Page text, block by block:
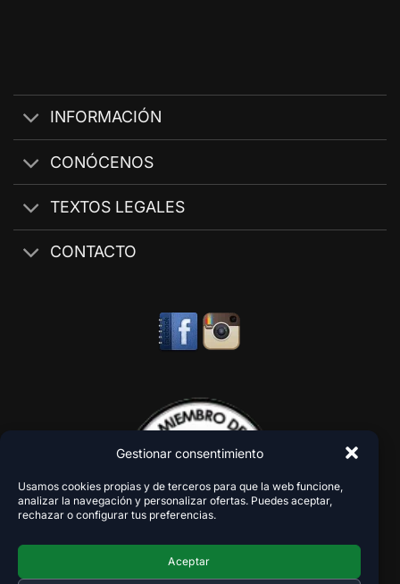
Gestionar consentimiento
Usamos cookies propias y de terceros para que la web funcione,
analizar la navegación y personalizar ofertas. Puedes aceptar,
rechazar o configurar tus preferencias.
Aceptar
INFORMACIÓN
CONÓCENOS
TEXTOS LEGALES
CONTACTO